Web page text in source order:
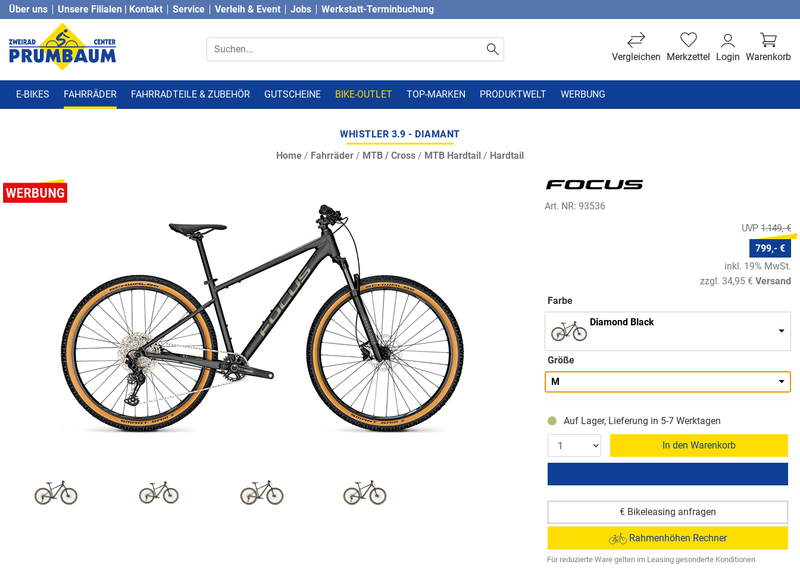
Über uns Unsere Filialen | Kontakt Service Verleih & Event Jobs Werkstatt-Terminbuchung
Warenkorb
Login
Merkzettel
Vergleichen
E-BIKES FAHRRÄDER FAHRRADTEILE & ZUBEHÖR GUTSCHEINE BIKE-OUTLET TOP-MARKEN PRODUKTWELT WERBUNG
WHISTLER 3.9 - DIAMANT
Home / Fahrräder / MTB / Cross / MTB Hardtail / Hardtail
Art. NR: 93536
1.149,- €
799,- €
inkl. 19% MwSt.
zzgl. 34,95 € Versand
Farbe
Diamond Black
Größe
M
Auf Lager, Lieferung in 5-7 Werktagen
In den Warenkorb
€ Bikeleasing anfragen
Rahmenhöhen Rechner
Für reduzierte Ware gelten im Leasing gesonderte Konditionen